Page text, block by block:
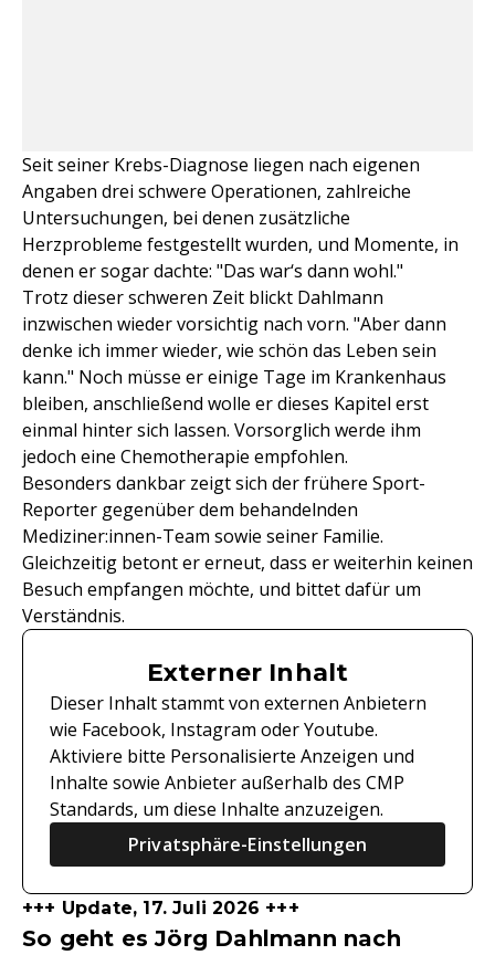
Seit seiner Krebs-Diagnose liegen nach eigenen
Angaben drei schwere Operationen, zahlreiche
Untersuchungen, bei denen zusätzliche
Herzprobleme festgestellt wurden, und Momente, in
denen er sogar dachte: "Das war‘s dann wohl."
Trotz dieser schweren Zeit blickt Dahlmann
inzwischen wieder vorsichtig nach vorn. "Aber dann
denke ich immer wieder, wie schön das Leben sein
kann." Noch müsse er einige Tage im Krankenhaus
bleiben, anschließend wolle er dieses Kapitel erst
einmal hinter sich lassen. Vorsorglich werde ihm
jedoch eine Chemotherapie empfohlen.
Besonders dankbar zeigt sich der frühere Sport-
Reporter gegenüber dem behandelnden
Mediziner:innen-Team sowie seiner Familie.
Gleichzeitig betont er erneut, dass er weiterhin keinen
Besuch empfangen möchte, und bittet dafür um
Verständnis.
Externer Inhalt
Dieser Inhalt stammt von externen Anbietern
wie Facebook, Instagram oder Youtube.
Aktiviere bitte Personalisierte Anzeigen und
Inhalte sowie Anbieter außerhalb des CMP
Standards, um diese Inhalte anzuzeigen.
Privatsphäre-Einstellungen
+++ Update, 17. Juli 2026 +++
So geht es Jörg Dahlmann nach